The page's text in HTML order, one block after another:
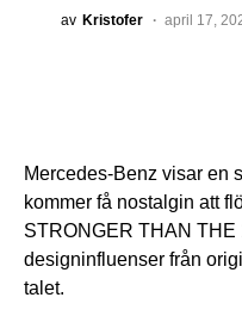
av Kristofer april 17,
Mercedes-Benz visar en
kommer få nostalgin att
STRONGER THAN THE
designinfluenser från
talet.